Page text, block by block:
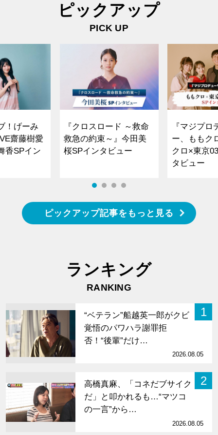
ピックアップ
PICK UP
！げーみ
齋藤樹愛
香SPイン
『クロスロード ～救命
救急の約束～』今田美
桜SPインタビュー
『マジプロ
ー、ももク
クロ×東京
タビュー
ピックアップ記事をもっと見る
ランキング
RANKING
1
“ベテラン”船越英一郎がクビ
覚悟のパワハラ謝罪拒
否！“後輩”だけ…
2026.08.05
2
高橋真麻、「コネだブサイク
だ」と叩かれるも…“マツコ
の一言”から…
2026.08.05